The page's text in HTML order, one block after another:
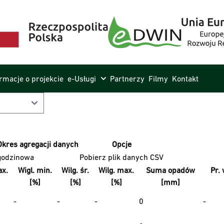
o projekcie e-Usługi Partnerzy Filmy Kontakt
agregacji danych
Opcje
Pobierz plik danych CSV
Wigl. min.
[%]
Wilg. śr.
[%]
Wilg. max.
[%]
Suma opadów
[mm]
Pr.
- - - 0 -